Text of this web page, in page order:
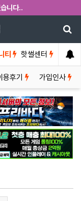
니다..
티 핫썰센터
용후기 가입인사